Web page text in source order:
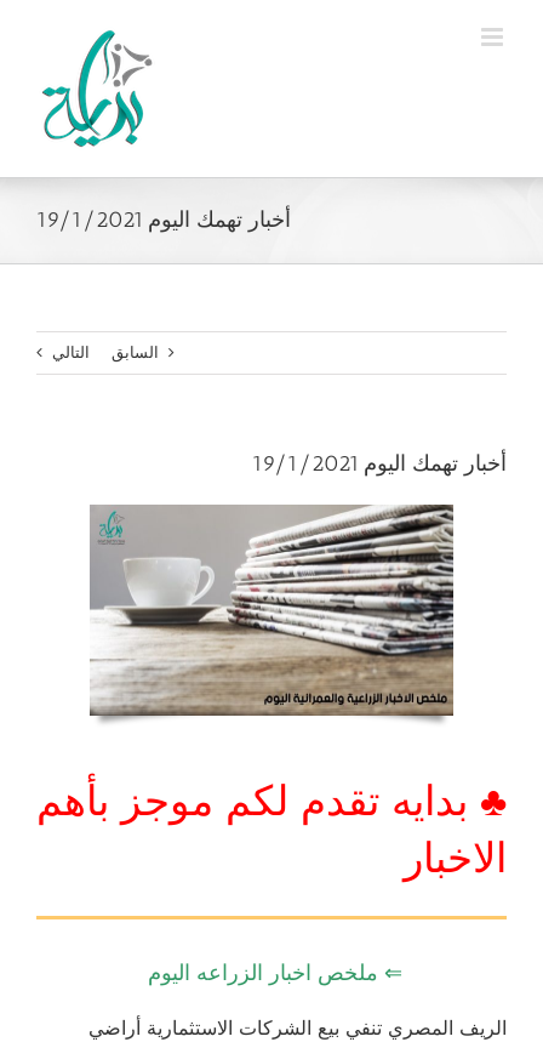
أخبار تهمك اليوم 19/1/2021
السابق التالي
أخبار تهمك اليوم 19/1/2021
♣ بدايه تقدم لكم موجز بأهم
الاخبار
⇐ ملخص اخبار الزراعه اليوم
الريف المصري تنفي بيع الشركات الاستثمارية أراضي